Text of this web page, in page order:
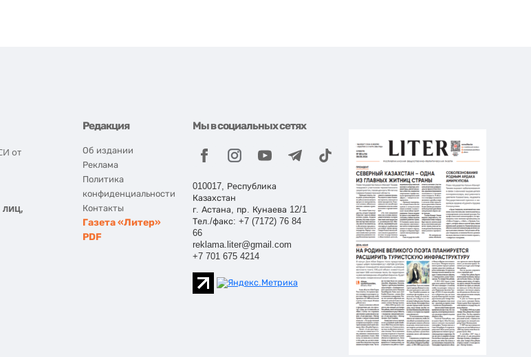
от
лиц,
Редакция
Об издании
Реклама
Политика
конфиденциальности
Контакты
Газета «Литер»
PDF
Мы в социальных сетях
010017, Республика
Казахстан
г. Астана, пр. Кунаева 12/1
Тел./факс: +7 (7172) 76 84
66
reklama.liter@gmail.com
+7 701 675 4214